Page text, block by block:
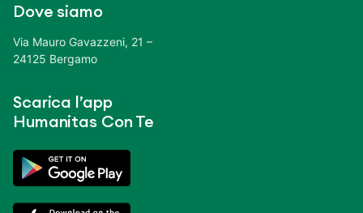
Dove siamo
Via Mauro Gavazzeni, 21 –
24125 Bergamo
Scarica l’app
Humanitas Con Te